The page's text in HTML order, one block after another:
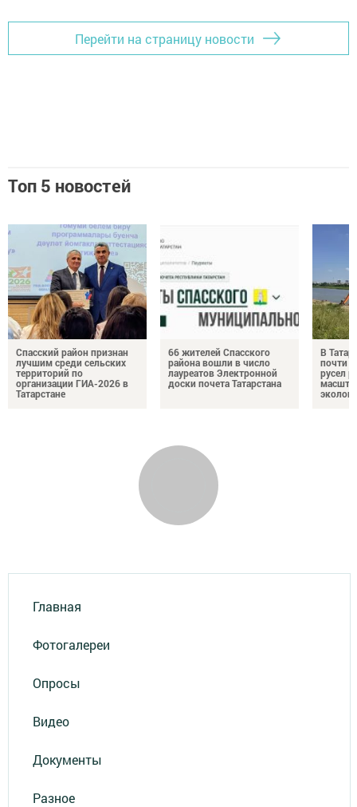
Перейти на страницу новости
Топ 5 новостей
Спасский район признан
лучшим среди сельских
территорий по
организации ГИА-2026 в
Татарстане
66 жителей Спасского
района вошли в число
лауреатов Электронной
доски почета Татарстана
В
почти
русел
Главная
Фотогалереи
Опросы
Видео
Документы
Разное